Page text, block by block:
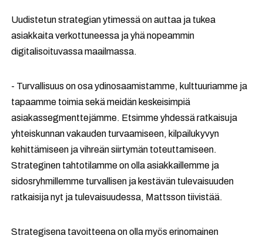
Uudistetun strategian ytimessä on auttaa ja tukea
asiakkaita verkottuneessa ja yhä nopeammin
digitalisoituvassa maailmassa.
- Turvallisuus on osa ydinosaamistamme, kulttuuriamme ja
tapaamme toimia sekä meidän keskeisimpiä
asiakassegmenttejämme. Etsimme yhdessä ratkaisuja
yhteiskunnan vakauden turvaamiseen, kilpailukyvyn
kehittämiseen ja vihreän siirtymän toteuttamiseen.
Strateginen tahtotilamme on olla asiakkaillemme ja
sidosryhmillemme turvallisen ja kestävän tulevaisuuden
ratkaisija nyt ja tulevaisuudessa, Mattsson tiivistää.
Strategisena tavoitteena on olla myös erinomainen